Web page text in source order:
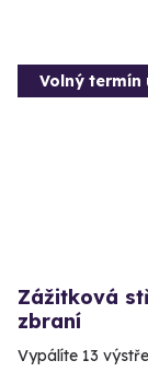
Volný termín
Zážitková
zbraní
Vypálíte 13